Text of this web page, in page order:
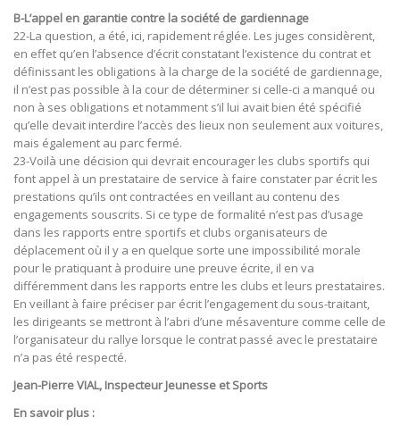
B-L’appel en garantie contre la société de gardiennage
22-La question, a été, ici, rapidement réglée. Les juges considèrent,
en effet qu’en l’absence d’écrit constatant l’existence du contrat et
définissant les obligations à la charge de la société de gardiennage,
il n’est pas possible à la cour de déterminer si celle-ci a manqué ou
non à ses obligations et notamment s’il lui avait bien été spécifié
qu’elle devait interdire l’accès des lieux non seulement aux voitures,
mais également au parc fermé.
23-Voilà une décision qui devrait encourager les clubs sportifs qui
font appel à un prestataire de service à faire constater par écrit les
prestations qu’ils ont contractées en veillant au contenu des
engagements souscrits. Si ce type de formalité n’est pas d’usage
dans les rapports entre sportifs et clubs organisateurs de
déplacement où il y a en quelque sorte une impossibilité morale
pour le pratiquant à produire une preuve écrite, il en va
différemment dans les rapports entre les clubs et leurs prestataires.
En veillant à faire préciser par écrit l’engagement du sous-traitant,
les dirigeants se mettront à l’abri d’une mésaventure comme celle de
l’organisateur du rallye lorsque le contrat passé avec le prestataire
n’a pas été respecté.
Jean-Pierre VIAL, Inspecteur Jeunesse et Sports
En savoir plus :